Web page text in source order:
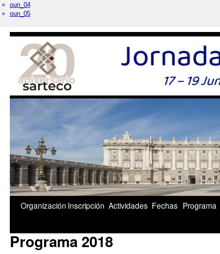
oun_04
oun_05
1/5
Palacio Real
Organización Inscripción Actividades Fechas Programa
Programa 2018